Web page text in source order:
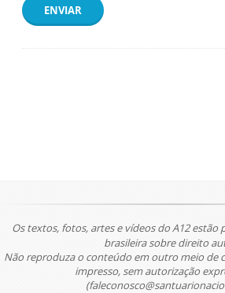
ENVIAR
Os textos, fotos, artes e vídeos do A12 estão
brasileira sobre direito
Não reproduza o conteúdo em outro meio de
impresso, sem autorização